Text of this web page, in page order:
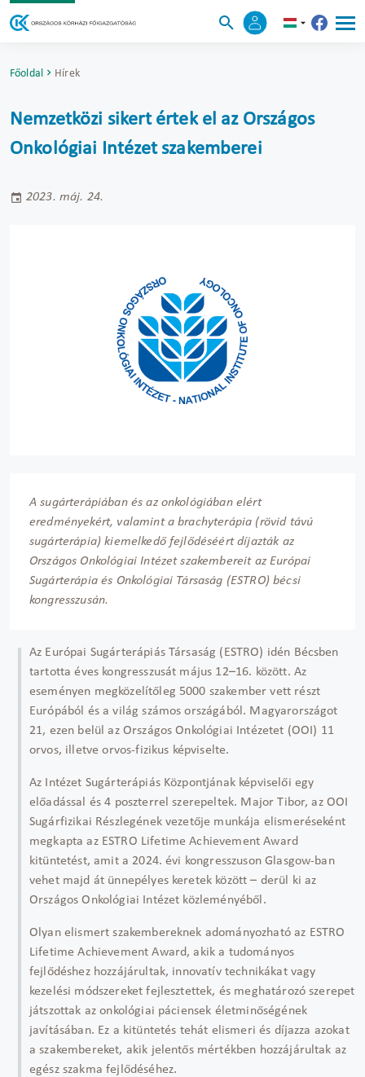
Főoldal Hírek
Nemzetközi sikert értek el az Országos
Onkológiai Intézet szakemberei
2023. máj. 24.
A sugárterápiában és az onkológiában elért
eredményekért, valamint a brachyterápia (rövid távú
sugárterápia) kiemelkedő fejlődéséért díjazták az
Országos Onkológiai Intézet szakembereit az Európai
Sugárterápia és Onkológiai Társaság (ESTRO) bécsi
kongresszusán.
Az Európai Sugárterápiás Társaság (ESTRO) idén Bécsben
tartotta éves kongresszusát május 12–16. között. Az
eseményen megközelítőleg 5000 szakember vett részt
Európából és a világ számos országából. Magyarországot
21, ezen belül az Országos Onkológiai Intézetet (OOI) 11
orvos, illetve orvos-fizikus képviselte.
Az Intézet Sugárterápiás Központjának képviselői egy
előadással és 4 poszterrel szerepeltek. Major Tibor, az OOI
Sugárfizikai Részlegének vezetője munkája elismeréseként
megkapta az ESTRO Lifetime Achievement Award
kitüntetést, amit a 2024. évi kongresszuson Glasgow-ban
vehet majd át ünnepélyes keretek között – derül ki az
Országos Onkológiai Intézet közleményéből.
Olyan elismert szakembereknek adományozható az ESTRO
Lifetime Achievement Award, akik a tudományos
fejlődéshez hozzájárultak, innovatív technikákat vagy
kezelési módszereket fejlesztettek, és meghatározó szerepet
játszottak az onkológiai páciensek életminőségének
javításában. Ez a kitüntetés tehát elismeri és díjazza azokat
a szakembereket, akik jelentős mértékben hozzájárultak az
egész szakma fejlődéséhez.